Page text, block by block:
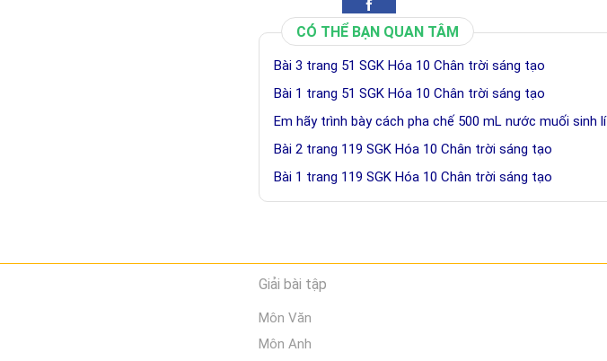
CÓ THỂ BẠN QUAN TÂM
Bài 3 trang 51 SGK Hóa 10 Chân trời sáng tạo
Bài 1 trang 51 SGK Hóa 10 Chân trời sáng tạo
Em hãy trình bày cách pha chế 500 mL nước muối sinh lí
Bài 2 trang 119 SGK Hóa 10 Chân trời sáng tạo
Bài 1 trang 119 SGK Hóa 10 Chân trời sáng tạo
Giải bài tập
Môn Văn
Môn Anh